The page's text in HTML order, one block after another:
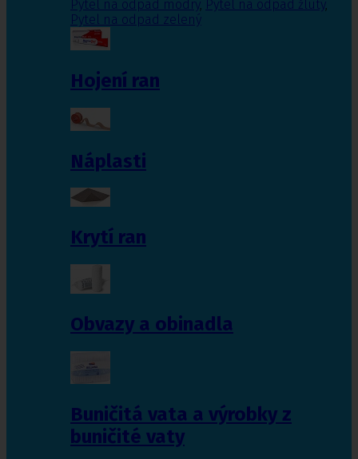
Pytel na odpad modrý, Pytel na odpad žlutý,
Pytel na odpad zelený
Hojení ran
Náplasti
Krytí ran
Obvazy a obinadla
Buničitá vata a výrobky z
buničité vaty